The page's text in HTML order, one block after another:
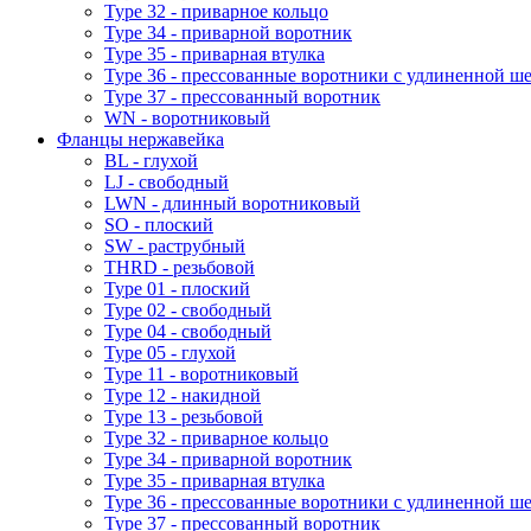
Type 32 - приварное кольцо
Type 34 - приварной воротник
Type 35 - приварная втулка
Type 36 - прессованные воротники с удлиненной
Type 37 - прессованный воротник
WN - воротниковый
Фланцы нержавейка
BL - глухой
LJ - свободный
LWN - длинный воротниковый
SO - плоский
SW - раструбный
THRD - резьбовой
Type 01 - плоский
Type 02 - свободный
Type 04 - свободный
Type 05 - глухой
Type 11 - воротниковый
Type 12 - накидной
Type 13 - резьбовой
Type 32 - приварное кольцо
Type 34 - приварной воротник
Type 35 - приварная втулка
Type 36 - прессованные воротники с удлиненной
Type 37 - прессованный воротник